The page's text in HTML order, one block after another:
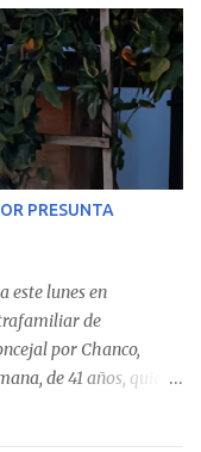
administran o
por un
2024 y junio de 2025.
de Cauquenes se
en este tipo de
los casos
de Chanco,
El informe
se registró en
PRESUNTA
este lunes en
de
por Chanco,
de 41 años, quien